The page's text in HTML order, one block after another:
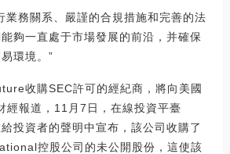
業務關系、嚴謹的合規措施和完善的法
夠一直處于市場發展的前沿，并確保
環境。”
收購SEC許可的經紀商，將向美國
經報道，11月7日，在線投資平臺
投資者的聲明中宣布，該公司收購了
控股公司的未公開股份，這使該